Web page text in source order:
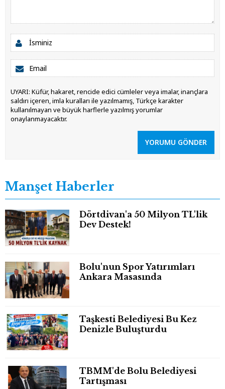
UYARI: Küfür, hakaret, rencide edici cümleler veya imalar, inançlara
saldırı içeren, imla kuralları ile yazılmamış, Türkçe karakter
kullanılmayan ve büyük harflerle yazılmış yorumlar
onaylanmayacaktır.
YORUMU GÖNDER
Manşet Haberler
Dörtdivan'a 50 Milyon TL'lik
Dev Destek!
Bolu'nun Spor Yatırımları
Ankara Masasında
Taşkesti Belediyesi Bu Kez
Denizle Buluşturdu
TBMM'de Bolu Belediyesi
Tartışması